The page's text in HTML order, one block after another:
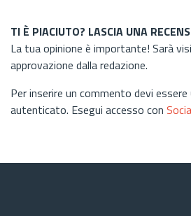
TI È PIACIUTO? LASCIA UNA
La tua opinione è importante! Sarà
approvazione dalla redazione.
Per inserire un commento devi
autenticato. Esegui accesso con